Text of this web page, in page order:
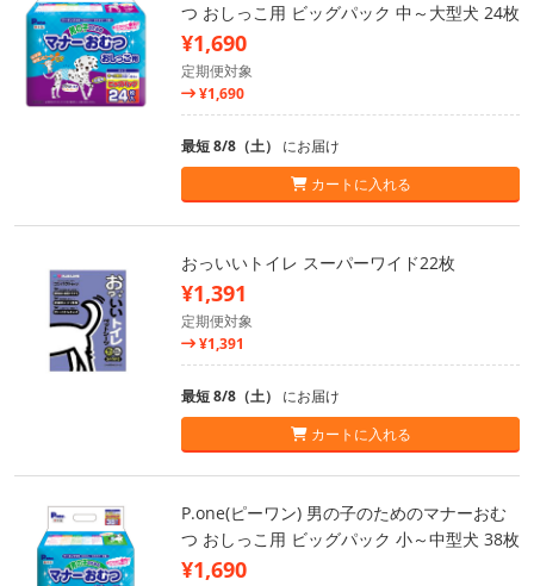
つ おしっこ用 ビッグパック 中～大型犬 24枚
¥1,690
定期便対象
¥1,690
最短 8/8（土） にお届け
カートに入れる
おっいいトイレ スーパーワイド22枚
¥1,391
定期便対象
¥1,391
最短 8/8（土） にお届け
カートに入れる
P.one(ピーワン) 男の子のためのマナーおむ
つ おしっこ用 ビッグパック 小～中型犬 38枚
¥1,690